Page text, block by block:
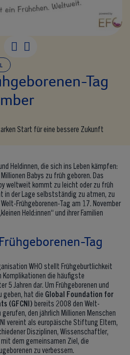
Tag
Start für eine bessere Zukunft
Heldinnen, die sich ins Leben kämpfen:
Babys zu früh geboren. Das
weltweit kommt zu leicht oder zu früh
in der Lage selbstständig zu atmen, zu
Frühgeborenen-Tag am 17. November
Held:innen“ und ihrer Familien
Tag
WHO stellt Frühgeburtlichkeit
Komplikationen die häufigste
5 Jahren dar. Um Frühgeborenen und
geben, hat die Global Foundation for
(GFCNI) bereits 2008 den Welt-
gerufen, den jährlich Millionen Menschen
vereint als europäische Stiftung Eltern,
Disziplinen, Wissenschaftler,
dem gemeinsamen Ziel, die
zu verbessern.